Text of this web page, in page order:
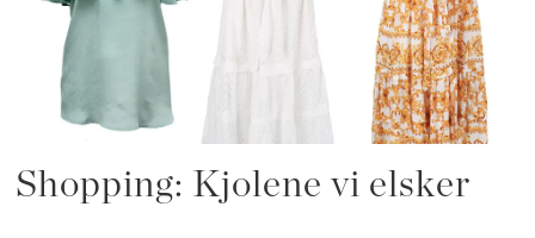
Shopping: Kjolene vi elsker